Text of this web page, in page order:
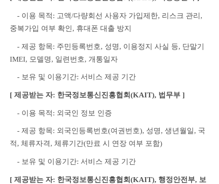
- 이용 목적: 고액/다량회선 사용자 가입제한, 리스크 관리,
중복가입 여부 확인, 휴대폰 대출 방지
- 제공 항목: 주민등록번호, 성명, 이용정지 사실 등, 단말기
IMEI, 모델명, 일련번호, 개통일자
- 보유 및 이용기간: 서비스 제공 기간
[ 제공받는 자: 한국정보통신진흥협회(KAIT), 법무부 ]
- 이용 목적: 외국인 정보 인증
- 제공 항목: 외국인등록번호(여권번호), 성명, 생년월일, 국
적, 체류자격, 체류기간(만료 시 연장 여부 포함)
- 보유 및 이용기간: 서비스 제공 기간
[ 제공받는 자: 한국정보통신진흥협회(KAIT), 행정안전부, 보